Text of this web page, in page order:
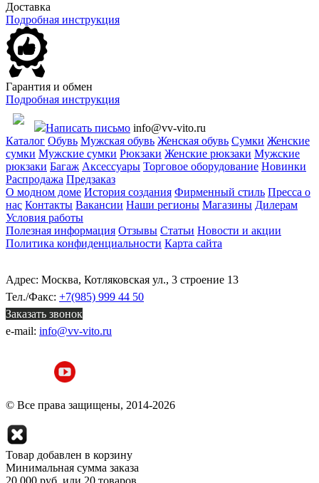
Доставка
Подробная инструкция
Гарантия и обмен
Подробная инструкция
Написать письмо info@vv-vito.ru
Каталог Обувь Мужская обувь Женская обувь Сумки Женские
сумки Мужские сумки Рюкзаки Женские рюкзаки Мужские
рюкзаки Багаж Аксессуары Торговое оборудование Новинки
Распродажа Предзаказ
О модном доме История создания Фирменный стиль Пресса о
нас Контакты Вакансии Наши регионы Магазины Дилерам
Условия работы
Полезная информация Отзывы Статьи Новости и акции
Политика конфиденциальности Карта сайта
Адрес: Москва, Котляковская ул., 3 строение 13
Тел./Факс: +7(985) 999 44 50
Заказать звонок
e-mail: info@vv-vito.ru
© Все права защищены, 2014-2026
Товар добавлен в корзину
Минимальная сумма заказа